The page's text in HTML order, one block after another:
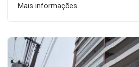
Mais informações